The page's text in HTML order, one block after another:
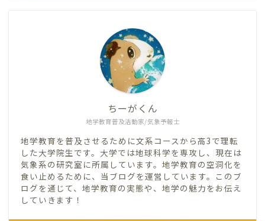
地学教育普及活動家/気象予報士
ちーがくん
地学教育を普及させるために文系コースから高3で理転
した大学院生です。大学では地球科学を専攻し、現在は
気象系の研究室に所属しています。地学教育の空洞化を
食い止めるために、当ブログを運営しています。このブ
ログを通じて、地学教育の実態や、地学の魅力をお伝え
していきます！